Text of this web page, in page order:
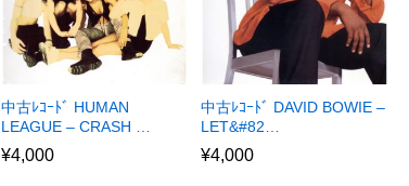
中古ﾚｺｰﾄﾞ HUMAN
LEAGUE – CRASH …
¥4,000
中古ﾚｺｰﾄﾞ DAVID BOWIE –
LET&#82…
¥4,000